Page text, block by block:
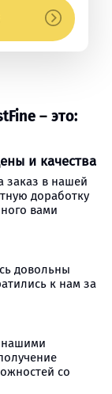
– это:
и качества
заказ в нашей
доработку
вами
довольны
к нам за
нашими
со